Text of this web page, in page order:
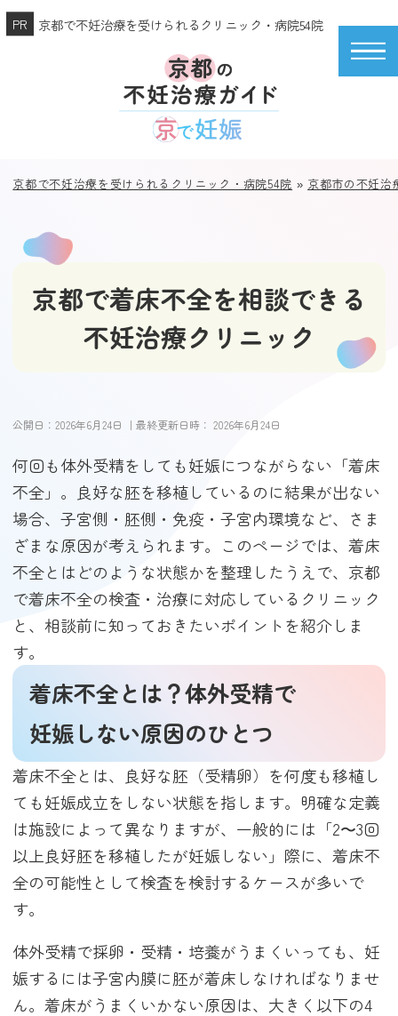
京都で不妊治療を受けられるクリニック・病院54院
京都で不妊治療を受けられるクリニック・病院54院 » 京都市の不妊治
京都で着床不全を相談できる
不妊治療クリニック
公開日：2026年6月24日 ｜最終更新日時：2026年6月24日
何回も体外受精をしても妊娠につながらない「着床
不全」。良好な胚を移植しているのに結果が出ない
場合、子宮側・胚側・免疫・子宮内環境など、さま
ざまな原因が考えられます。このページでは、着床
不全とはどのような状態かを整理したうえで、京都
で着床不全の検査・治療に対応しているクリニック
と、相談前に知っておきたいポイントを紹介しま
す。
着床不全とは？体外受精で
妊娠しない原因のひとつ
着床不全とは、良好な胚（受精卵）を何度も移植し
ても妊娠成立をしない状態を指します。明確な定義
は施設によって異なりますが、一般的には「2〜3回
以上良好胚を移植したが妊娠しない」際に、着床不
全の可能性として検査を検討するケースが多いで
す。
体外受精で採卵・受精・培養がうまくいっても、妊
娠するには子宮内膜に胚が着床しなければなりませ
ん。着床がうまくいかない原因は、大きく以下の4